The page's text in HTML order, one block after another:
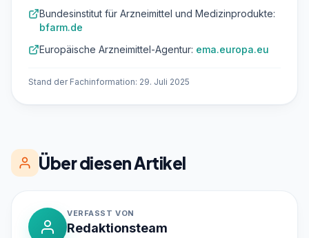
Bundesinstitut für Arzneimittel und Medizinprodukte:
bfarm.de
Europäische Arzneimittel-Agentur: ema.europa.eu
Stand der Fachinformation: 29. Juli 2025
Über diesen Artikel
VERFASST VON
Redaktionsteam